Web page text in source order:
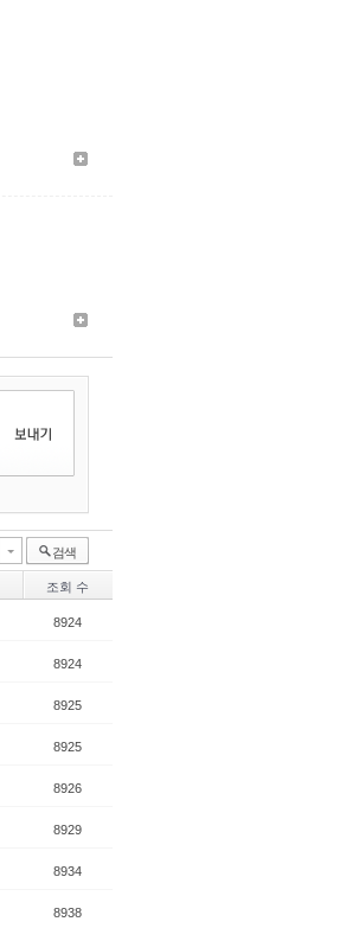
검색
조회 수
8924
8924
8925
8925
8926
8929
8934
8938